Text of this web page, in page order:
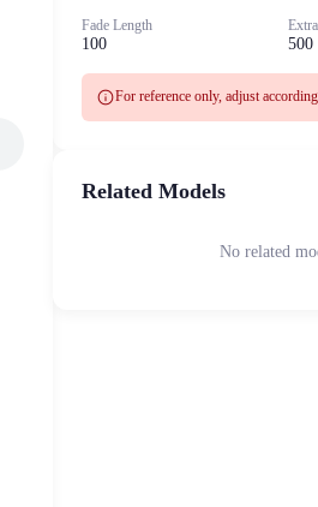
Fade Length
100 500
infoFor reference only, adjust
Related Models
No related